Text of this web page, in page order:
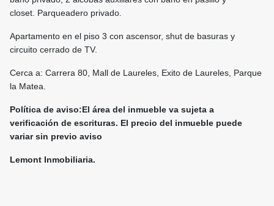
closet. Parqueadero privado.
Apartamento en el piso 3 con ascensor, shut de basuras y
circuito cerrado de TV.
Cerca a: Carrera 80, Mall de Laureles, Exito de Laureles, Parque
la Matea.
Política de aviso:El área del inmueble va sujeta a
verificación de escrituras. El precio del inmueble puede
variar sin previo aviso
Lemont Inmobiliaria.